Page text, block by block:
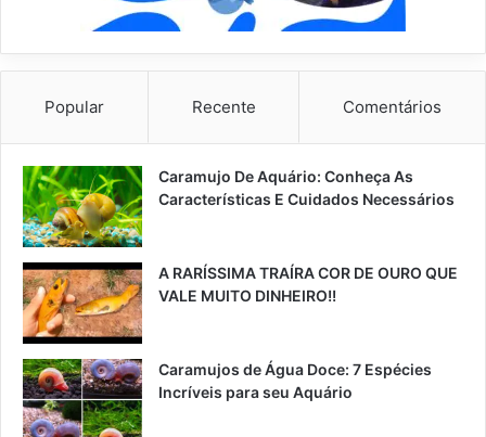
Popular Recente Comentários
Caramujo De Aquário: Conheça As
Características E Cuidados Necessários
A RARÍSSIMA TRAÍRA COR DE OURO QUE
VALE MUITO DINHEIRO!!
Caramujos de Água Doce: 7 Espécies
Incríveis para seu Aquário